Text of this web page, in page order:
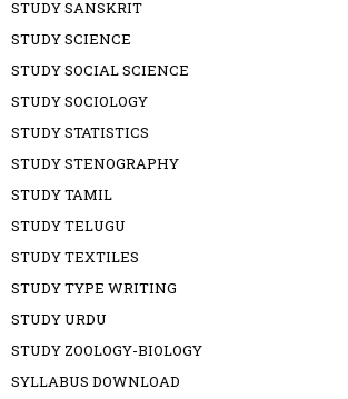
STUDY SANSKRIT
STUDY SCIENCE
STUDY SOCIAL SCIENCE
STUDY SOCIOLOGY
STUDY STATISTICS
STUDY STENOGRAPHY
STUDY TAMIL
STUDY TELUGU
STUDY TEXTILES
STUDY TYPE WRITING
STUDY URDU
STUDY ZOOLOGY-BIOLOGY
SYLLABUS DOWNLOAD